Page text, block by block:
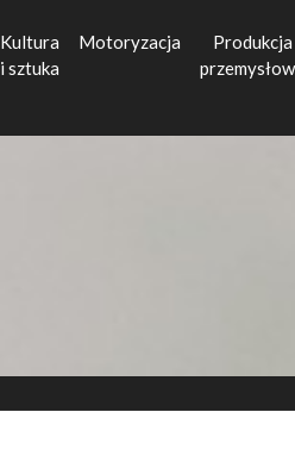
Kultura
i sztuka
Motoryzacja
Produkcja